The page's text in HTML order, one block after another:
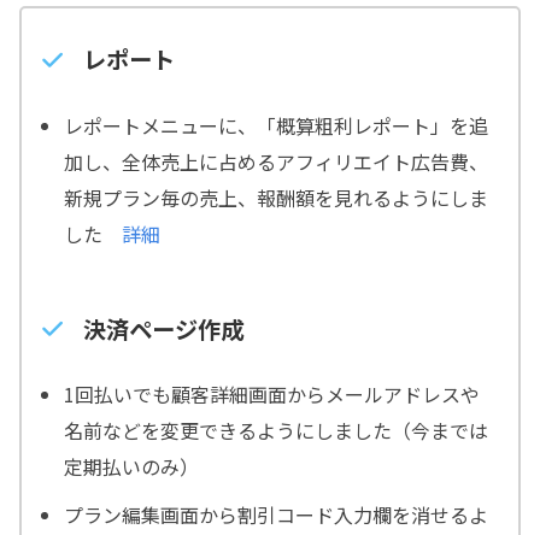
レポート
レポートメニューに、「概算粗利レポート」を追
加し、全体売上に占めるアフィリエイト広告費、
新規プラン毎の売上、報酬額を見れるようにしま
した 詳細
決済ページ作成
1回払いでも顧客詳細画面からメールアドレスや
名前などを変更できるようにしました（今までは
定期払いのみ）
プラン編集画面から割引コード入力欄を消せるよ